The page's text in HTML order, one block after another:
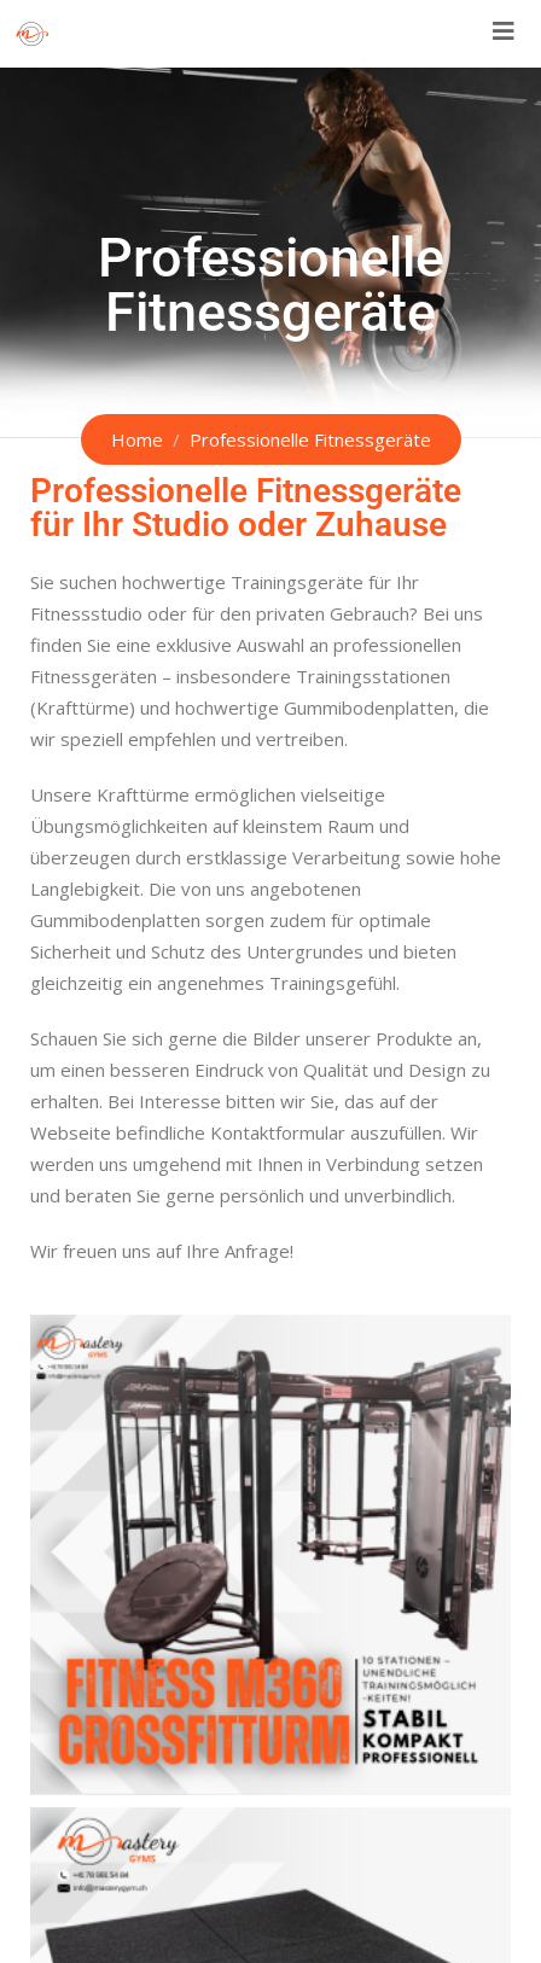
Professionelle
Fitnessgeräte
Home Professionelle Fitnessgeräte
Professionelle Fitnessgeräte
für Ihr Studio oder Zuhause
Sie suchen hochwertige Trainingsgeräte für Ihr
Fitnessstudio oder für den privaten Gebrauch? Bei uns
finden Sie eine exklusive Auswahl an professionellen
Fitnessgeräten – insbesondere Trainingsstationen
(Krafttürme) und hochwertige Gummibodenplatten, die
wir speziell empfehlen und vertreiben.
Unsere Krafttürme ermöglichen vielseitige
Übungsmöglichkeiten auf kleinstem Raum und
überzeugen durch erstklassige Verarbeitung sowie hohe
Langlebigkeit. Die von uns angebotenen
Gummibodenplatten sorgen zudem für optimale
Sicherheit und Schutz des Untergrundes und bieten
gleichzeitig ein angenehmes Trainingsgefühl.
Schauen Sie sich gerne die Bilder unserer Produkte an,
um einen besseren Eindruck von Qualität und Design zu
erhalten. Bei Interesse bitten wir Sie, das auf der
Webseite befindliche Kontaktformular auszufüllen. Wir
werden uns umgehend mit Ihnen in Verbindung setzen
und beraten Sie gerne persönlich und unverbindlich.
Wir freuen uns auf Ihre Anfrage!